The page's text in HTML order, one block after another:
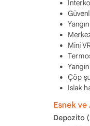
Mini
Çöp
Islak
Esnek ve
Depozito